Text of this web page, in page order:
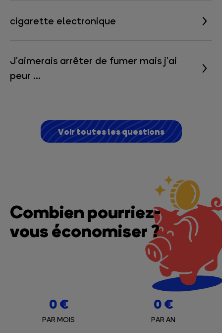
cigarette electronique
J'aimerais arrêter de fumer mais j'ai
peur de
ne
pas
être
prête
Voir toutes les questions
Combien pourriez-
vous économiser ?
0€
PAR MOIS
0€
PAR AN